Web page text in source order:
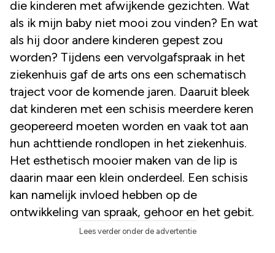
die kinderen met afwijkende gezichten. Wat
als ik mijn baby niet mooi zou vinden? En wat
als hij door andere kinderen gepest zou
worden? Tijdens een vervolgafspraak in het
ziekenhuis gaf de arts ons een schematisch
traject voor de komende jaren. Daaruit bleek
dat kinderen met een schisis meerdere keren
geopereerd moeten worden en vaak tot aan
hun achttiende rondlopen in het ziekenhuis.
Het esthetisch mooier maken van de lip is
daarin maar een klein onderdeel. Een schisis
kan namelijk invloed hebben op de
ontwikkeling van spraak, gehoor en het gebit.
Lees verder onder de advertentie